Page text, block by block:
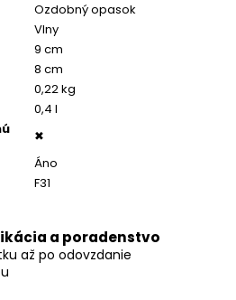
Ozdobný opasok
Vlny
9 cm
8 cm
0,22 kg
0,4 l
✖
Áno
F31
a poradenstvo
až po odovzdanie